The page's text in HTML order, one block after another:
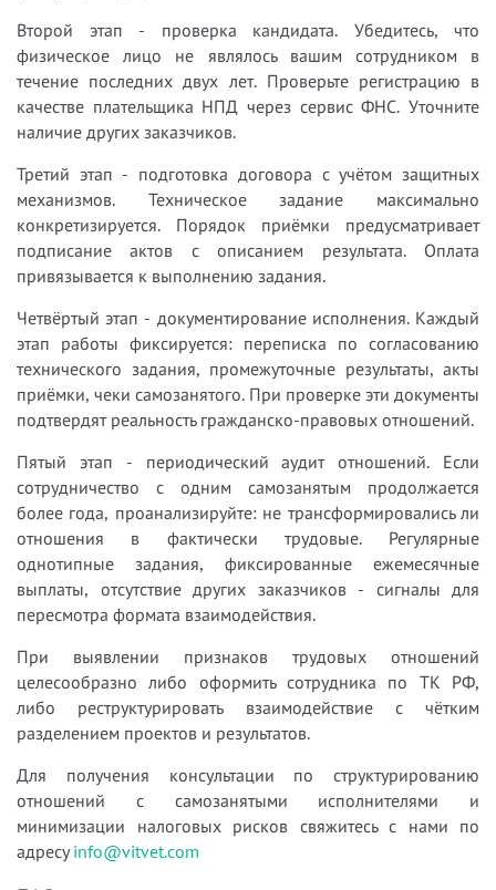
Второй этап - проверка кандидата. Убедитесь, что
физическое лицо не являлось вашим сотрудником в
течение последних двух лет. Проверьте регистрацию в
качестве плательщика НПД через сервис ФНС. Уточните
наличие других заказчиков.
Третий этап - подготовка договора с учётом защитных
механизмов. Техническое задание максимально
конкретизируется. Порядок приёмки предусматривает
подписание актов с описанием результата. Оплата
привязывается к выполнению задания.
Четвёртый этап - документирование исполнения. Каждый
этап работы фиксируется: переписка по согласованию
технического задания, промежуточные результаты, акты
приёмки, чеки самозанятого. При проверке эти документы
подтвердят реальность гражданско-правовых отношений.
Пятый этап - периодический аудит отношений. Если
сотрудничество с одним самозанятым продолжается
более года, проанализируйте: не трансформировались ли
отношения в фактически трудовые. Регулярные
однотипные задания, фиксированные ежемесячные
выплаты, отсутствие других заказчиков - сигналы для
пересмотра формата взаимодействия.
При выявлении признаков трудовых отношений
целесообразно либо оформить сотрудника по ТК РФ,
либо реструктурировать взаимодействие с чётким
разделением проектов и результатов.
Для получения консультации по структурированию
отношений с самозанятыми исполнителями и
минимизации налоговых рисков свяжитесь с нами по
адресуinfo@vitvet.com